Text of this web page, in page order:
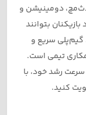
دومینیشن و
بتوانند
سریع و
تیمی است.
رشد خود، با
کنید.